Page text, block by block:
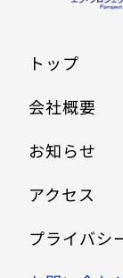
トップ
会社概要
お知らせ
アクセス
プライバシ